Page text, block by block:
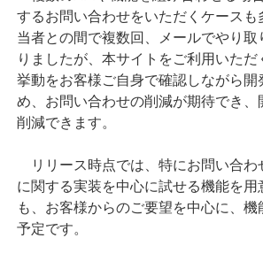
するお問い合わせをいただくケースも
当者との間で複数回、メールでやり取
りましたが、本サイトをご利用いた
挙動をお客様ご自身で確認しながら開
め、お問い合わせの削減が期待でき、
削減できます。
リリース時点では、特にお問い合わ
に関する実装を中心に試せる機能を用
も、お客様からのご要望を中心に、機
予定です。